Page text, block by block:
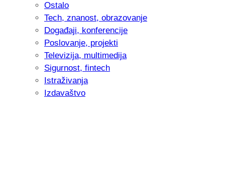
Ostalo
Tech, znanost, obrazovanje
Događaji, konferencije
Poslovanje, projekti
Televizija, multimedija
Sigurnost, fintech
Istraživanja
Izdavaštvo